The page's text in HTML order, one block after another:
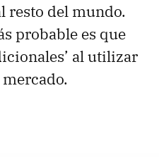
resto del mundo.
probable es que
al utilizar